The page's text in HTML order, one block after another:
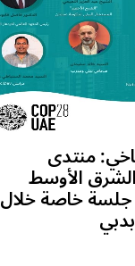
منتدى
الأوسط
جلسة خاصة خلال